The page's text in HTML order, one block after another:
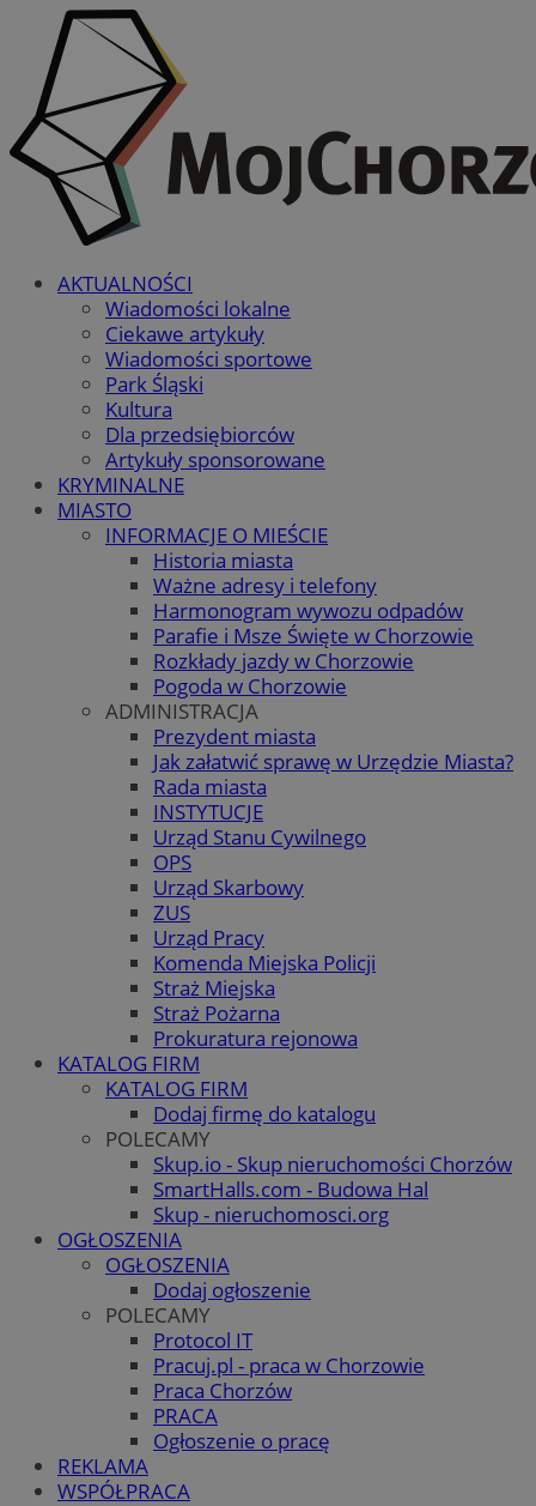
AKTUALNOŚCI
Wiadomości lokalne
Ciekawe artykuły
Wiadomości sportowe
Park Śląski
Kultura
Dla przedsiębiorców
Artykuły sponsorowane
KRYMINALNE
MIASTO
INFORMACJE O MIEŚCIE
Historia miasta
Ważne adresy i telefony
Harmonogram wywozu odpadów
Parafie i Msze Święte w Chorzowie
Rozkłady jazdy w Chorzowie
Pogoda w Chorzowie
ADMINISTRACJA
Prezydent miasta
Jak załatwić sprawę w Urzędzie Miasta?
Rada miasta
INSTYTUCJE
Urząd Stanu Cywilnego
OPS
Urząd Skarbowy
ZUS
Urząd Pracy
Komenda Miejska Policji
Straż Miejska
Straż Pożarna
Prokuratura rejonowa
KATALOG FIRM
KATALOG FIRM
Dodaj firmę do katalogu
POLECAMY
Skup.io - Skup nieruchomości Chorzów
SmartHalls.com - Budowa Hal
Skup - nieruchomosci.org
OGŁOSZENIA
OGŁOSZENIA
Dodaj ogłoszenie
POLECAMY
Protocol IT
Pracuj.pl - praca w Chorzowie
Praca Chorzów
PRACA
Ogłoszenie o pracę
REKLAMA
WSPÓŁPRACA